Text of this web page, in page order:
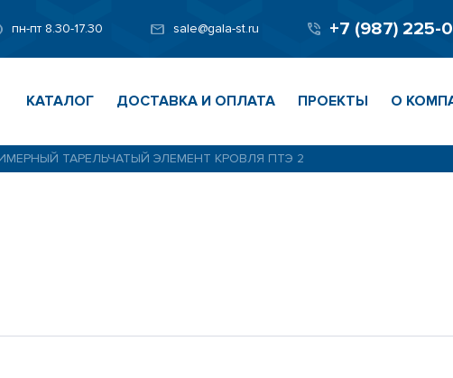
пн-пт 8.30-17.30 sale@gala-st.ru +7 (987) 225-
КАТАЛОГ ДОСТАВКА И ОПЛАТА ПРОЕКТЫ О
ТАРЕЛЬЧАТЫЙ ЭЛЕМЕНТ КРОВЛЯ ПТЭ 2